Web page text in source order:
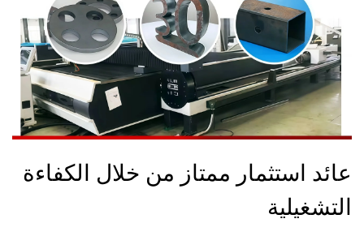
عائد استثمار ممتاز من خلال الكفاءة
التشغيلية